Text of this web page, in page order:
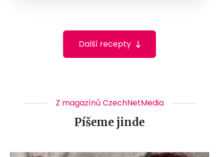
Další recepty
Z magazínů CzechNetMedia
Píšeme jinde